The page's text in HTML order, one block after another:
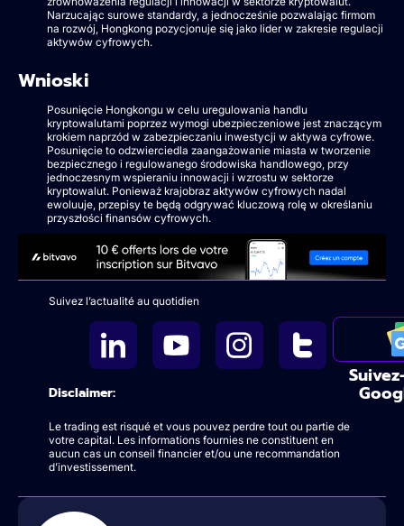
Narzucając surowe standardy, a jednocześnie pozwalając firmom
na rozwój, Hongkong pozycjonuje się jako lider w zakresie regulacji
aktywów cyfrowych.
Wnioski
Posunięcie Hongkongu w celu uregulowania handlu
kryptowalutami poprzez wymogi ubezpieczeniowe jest znaczącym
krokiem naprzód w zabezpieczaniu inwestycji w aktywa cyfrowe.
Posunięcie to odzwierciedla zaangażowanie miasta w tworzenie
bezpiecznego i regulowanego środowiska handlowego, przy
jednoczesnym wspieraniu innowacji i wzrostu w sektorze
kryptowalut. Ponieważ krajobraz aktywów cyfrowych nadal
ewoluuje, przepisy te będą odgrywać kluczową rolę w określaniu
przyszłości finansów cyfrowych.
Suivez l’actualité au quotidien
Disclaimer:
Le trading est risqué et vous pouvez perdre tout ou partie de
votre capital. Les informations fournies ne constituent en
aucun cas un conseil financier et/ou une recommandation
d’investissement.